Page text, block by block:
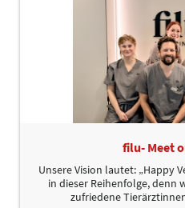
filu- Meet
Unsere Vision lautet: „Happy
in dieser Reihenfolge, denn
zufriedene